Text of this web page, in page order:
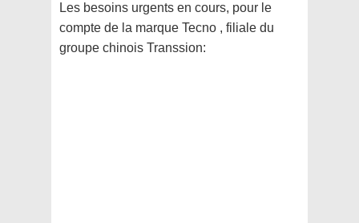
Les besoins urgents en cours, pour le
compte de la marque Tecno , filiale du
groupe chinois Transsion: